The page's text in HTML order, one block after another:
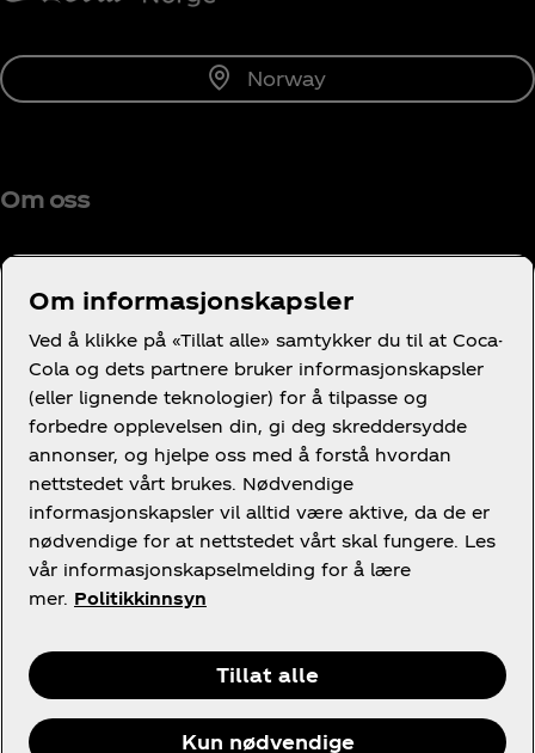
Norway
Om oss
Trenger du hjelp?
Juridisk
Om informasjonskapsler
Ved å klikke på «Tillat alle» samtykker du til at Coca-
Cola og dets partnere bruker informasjonskapsler
(eller lignende teknologier) for å tilpasse og
forbedre opplevelsen din, gi deg skreddersydde
annonser, og hjelpe oss med å forstå hvordan
nettstedet vårt brukes. Nødvendige
informasjonskapsler vil alltid være aktive, da de er
nødvendige for at nettstedet vårt skal fungere. Les
vår informasjonskapselmelding for å lære
mer. Politikkinnsyn
Tillat alle
Kun nødvendige